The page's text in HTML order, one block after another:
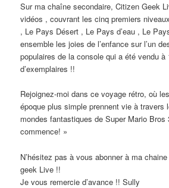
Sur ma chaîne secondaire, Citizen Geek
vidéos , couvrant les cinq premiers
, Le Pays Désert , Le Pays d’eau , Le
ensemble les joies de l’enfance sur l’un
populaires de la console qui a été vendu à
d’exemplaires !!
Rejoignez-moi dans ce voyage rétro, où
époque plus simple prennent vie à
mondes fantastiques de Super Mario Bros
commence! »
N’hésitez pas à vous abonner à ma
geek Live !!
Je vous remercie d’avance !! Sully